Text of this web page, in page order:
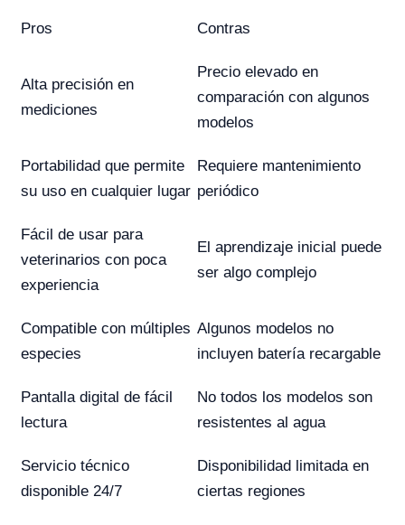
Pros Contras
Alta precisión en
mediciones
Precio elevado en
comparación con algunos
modelos
Portabilidad que permite
su uso en cualquier lugar
Requiere mantenimiento
periódico
Fácil de usar para
veterinarios con poca
experiencia
El aprendizaje inicial puede
ser algo complejo
Compatible con múltiples
especies
Algunos modelos no
incluyen batería recargable
Pantalla digital de fácil
lectura
No todos los modelos son
resistentes al agua
Servicio técnico
disponible 24/7
Disponibilidad limitada en
ciertas regiones